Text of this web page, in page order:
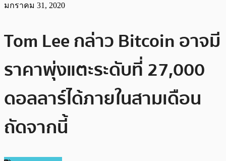
มกราคม 31, 2020
Tom Lee กล่าว Bitcoin อาจมี
ราคาพุ่งแตะระดับที่ 27,000
ดอลลาร์ได้ภายในสามเดือน
ถัดจากนี้